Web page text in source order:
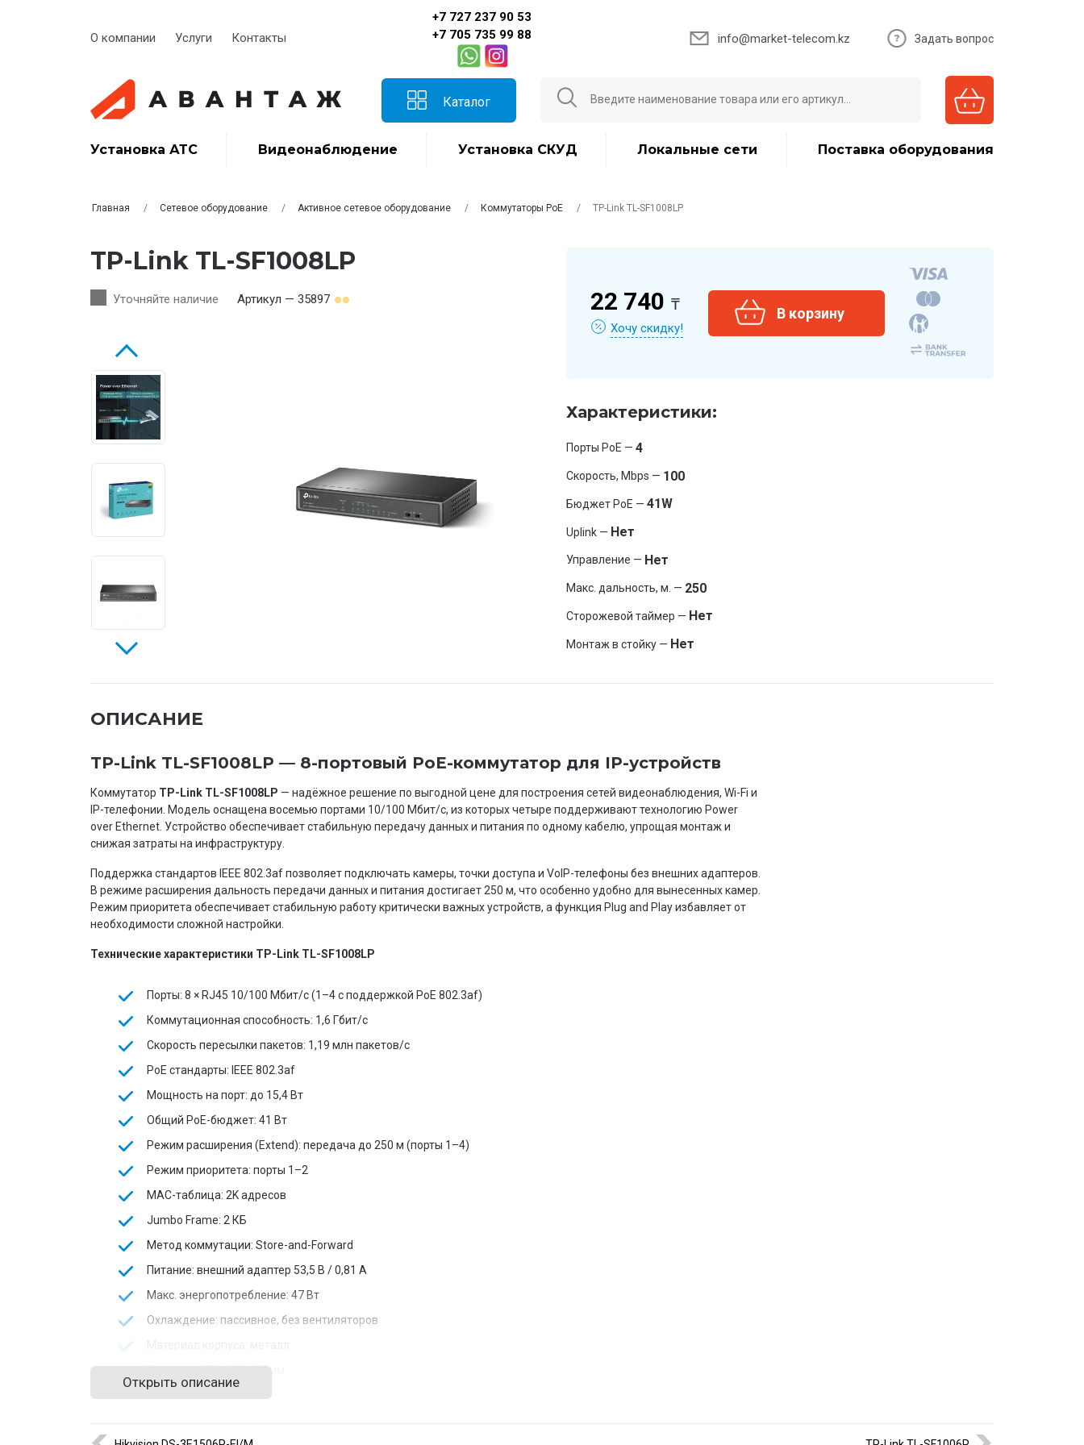
О компании Услуги Контакты
+7 727 237 90 53
+7 705 735 99 88
info@market-telecom.kz Задать вопрос
Каталог
Установка АТС Видеонаблюдение Установка СКУД Локальные сети Поставка оборудования
Главная Сетевое оборудование Активное сетевое оборудование Коммутаторы PoE TP-Link TL-SF1008LP
TP-Link TL-SF1008LP
Уточняйте наличие Артикул — 35897 22 740 ₸
Хочу скидку!
Характеристики:
Порты PoE — 4
Скорость, Mbps — 100
Бюджет PoE — 41W
Uplink — Нет
Управление — Нет
Макс. дальность, м. — 250
Сторожевой таймер — Нет
Монтаж в стойку — Нет
ОПИСАНИЕ
TP-Link TL-SF1008LP — 8-портовый PoE-коммутатор для IP-устройств
Коммутатор TP-Link TL-SF1008LP — надёжное решение по выгодной цене для построения сетей видеонаблюдения, Wi-Fi и
IP-телефонии. Модель оснащена восемью портами 10/100 Мбит/с, из которых четыре поддерживают технологию Power
over Ethernet. Устройство обеспечивает стабильную передачу данных и питания по одному кабелю, упрощая монтаж и
снижая затраты на инфраструктуру.
Поддержка стандартов IEEE 802.3af позволяет подключать камеры, точки доступа и VoIP-телефоны без внешних адаптеров.
В режиме расширения дальность передачи данных и питания достигает 250 м, что особенно удобно для вынесенных камер.
Режим приоритета обеспечивает стабильную работу критически важных устройств, а функция Plug and Play избавляет от
необходимости сложной настройки.
Технические характеристики TP-Link TL-SF1008LP
Порты: 8 × RJ45 10/100 Мбит/с (1–4 с поддержкой PoE 802.3af)
Коммутационная способность: 1,6 Гбит/с
Скорость пересылки пакетов: 1,19 млн пакетов/с
PoE стандарты: IEEE 802.3af
Мощность на порт: до 15,4 Вт
Общий PoE-бюджет: 41 Вт
Режим расширения (Extend): передача до 250 м (порты 1–4)
Режим приоритета: порты 1–2
MAC-таблица: 2K адресов
Jumbo Frame: 2 КБ
Метод коммутации: Store-and-Forward
Питание: внешний адаптер 53,5 В / 0,81 А
Макс. энергопотребление: 47 Вт
Охлаждение: пассивное, без вентиляторов
Размеры: 171 × 98 × 27 мм
Рабочая температура: 0…+40 °C
TP-Link TL-SF1008LP
Открыть описание